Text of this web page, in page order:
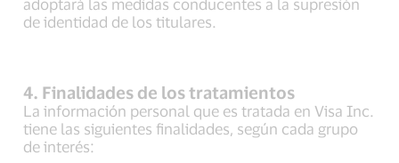
adoptará las medidas conducentes a la supresión
de identidad de los titulares.
4. Finalidades de los tratamientos
La información personal que es tratada en Visa Inc.
tiene las siguientes finalidades, según cada grupo
de interés: